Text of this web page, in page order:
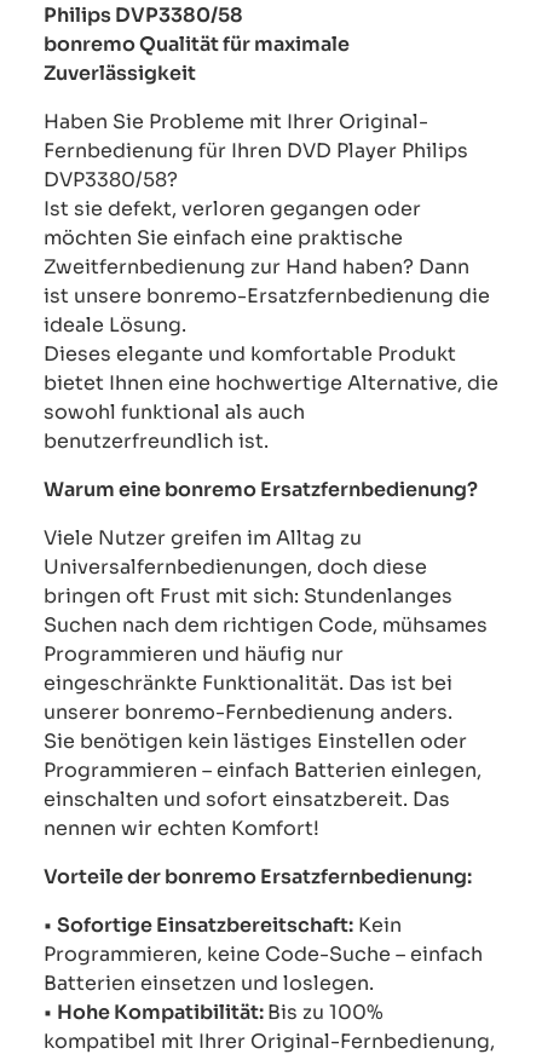
Philips DVP3380/58
bonremo Qualität für maximale
Zuverlässigkeit
Haben Sie Probleme mit Ihrer Original-
Fernbedienung für Ihren DVD Player Philips
DVP3380/58?
Ist sie defekt, verloren gegangen oder
möchten Sie einfach eine praktische
Zweitfernbedienung zur Hand haben? Dann
ist unsere bonremo-Ersatzfernbedienung die
ideale Lösung.
Dieses elegante und komfortable Produkt
bietet Ihnen eine hochwertige Alternative, die
sowohl funktional als auch
benutzerfreundlich ist.
Warum eine bonremo Ersatzfernbedienung?
Viele Nutzer greifen im Alltag zu
Universalfernbedienungen, doch diese
bringen oft Frust mit sich: Stundenlanges
Suchen nach dem richtigen Code, mühsames
Programmieren und häufig nur
eingeschränkte Funktionalität. Das ist bei
unserer bonremo-Fernbedienung anders.
Sie benötigen kein lästiges Einstellen oder
Programmieren – einfach Batterien einlegen,
einschalten und sofort einsatzbereit. Das
nennen wir echten Komfort!
Vorteile der bonremo Ersatzfernbedienung:
• Sofortige Einsatzbereitschaft: Kein
Programmieren, keine Code-Suche – einfach
Batterien einsetzen und loslegen.
• Hohe Kompatibilität:Bis zu 100%
kompatibel mit Ihrer Original-Fernbedienung,